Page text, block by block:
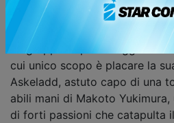
drago. Inizia l’epica narrazione
si intrecciano la Grande Storia
un gruppo di personaggi
cui unico scopo è placare la
Askeladd, astuto capo di una
abili mani di Makoto
di forti passioni che catapulta